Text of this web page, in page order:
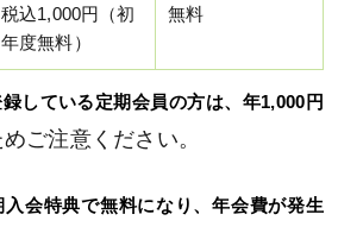
税込1,000円（初
年度無料）
無料
している定期会員の方は、年1,000円
めご注意ください。
入会特典で無料になり、年会費が発生